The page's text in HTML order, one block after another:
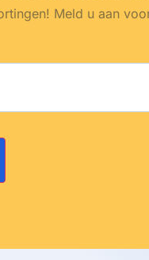
Meld u aan